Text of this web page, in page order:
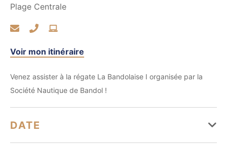
Plage Centrale
Voir mon itinéraire
Venez assister à la régate La Bandolaise I organisée par la
Société Nautique de Bandol !
DATE